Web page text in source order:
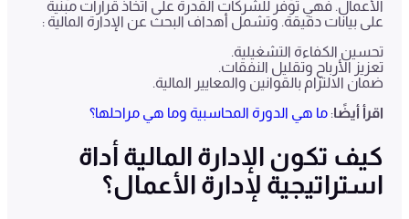
الأعمال. فهي توفر للشركات القدرة على اتخاذ قرارات مبنية
على بيانات دقيقة. وتشمل أهداف البحث عن الإدارة المالية :
تحسين الكفاءة التشغيلية.
تعزيز الأرباح وتقليل النفقات.
ضمان الالتزام بالقوانين والمعايير المالية.
اقرأ أيضًا: ما هي الدورة المحاسبية وما هي مراحلها؟
كيف تكون الإدارة المالية أداة
استراتيجية لإدارة الأعمال؟